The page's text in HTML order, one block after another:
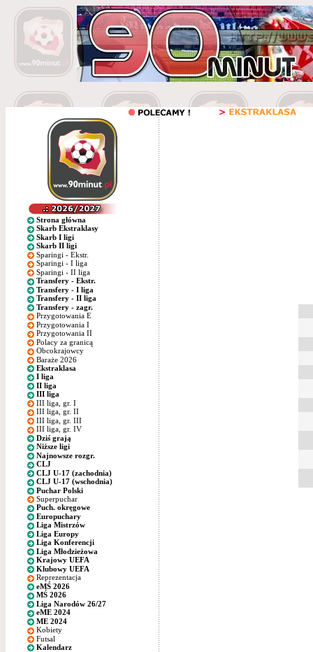
Strona główna
Skarb Ekstraklasy
Skarb I ligi
Skarb II ligi
Sparingi - Ekstr.
Sparingi - I liga
Sparingi - II liga
Transfery - Ekstr.
Transfery - I liga
Transfery - II liga
Transfery - zagr.
Przygotowania E
Przygotowania I
Przygotowania II
Polacy za granicą
Obcokrajowcy
Baraże 2026
Ekstraklasa
I liga
II liga
III liga
III liga, gr. I
III liga, gr. II
III liga, gr. III
III liga, gr. IV
Dziś grają
Niższe ligi
Najnowsze rozgr.
CLJ
CLJ U-17 (zachodnia)
CLJ U-17 (wschodnia)
Puchar Polski
Superpuchar
Puch. okręgowe
Europuchary
Liga Mistrzów
Liga Europy
Liga Konferencji
Liga Młodzieżowa
Krajowy UEFA
Klubowy UEFA
Reprezentacja
eMŚ 2026
MŚ 2026
Liga Narodów 26/27
eME 2024
ME 2024
Kobiety
Futsal
Kalendarz